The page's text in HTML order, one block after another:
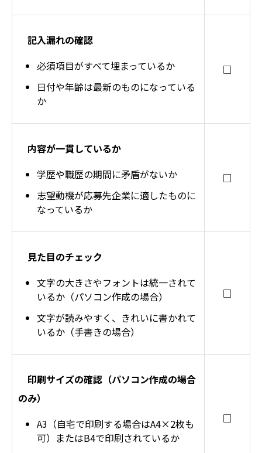
記入漏れの確認
必須項目がすべて埋まっているか
日付や年齢は最新のものになっている
か
□
内容が一貫しているか
学歴や職歴の期間に矛盾がないか
志望動機が応募先企業に適したものに
なっているか
□
見た目のチェック
文字の大きさやフォントは統一されて
いるか（パソコン作成の場合）
文字が読みやすく、きれいに書かれて
いるか（手書きの場合）
□
印刷サイズの確認（パソコン作成の場合
のみ）
A3（自宅で印刷する場合はA4×2枚も
可）またはB4で印刷されているか
□